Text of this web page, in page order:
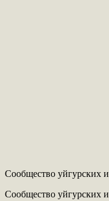
Сообщество уйгурских
Сообщество уйгурских